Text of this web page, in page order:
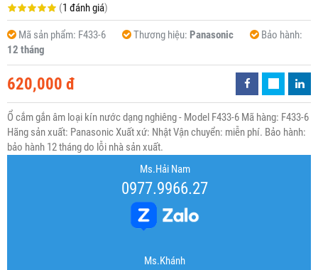
(1 đánh giá)
Mã sản phẩm: F433-6 Thương hiệu: Panasonic
Bảo hành:
12 tháng
620,000 đ
Ổ cắm gắn âm loại kín nước dạng nghiêng - Model F433-6 Mã hàng: F433-6
Hãng sản xuất: Panasonic Xuất xứ: Nhật Vận chuyển: miễn phí. Bảo hành:
bảo hành 12 tháng do lỗi nhà sản xuất.
Ms.Hải Nam
0977.9966.27
Ms.Khánh